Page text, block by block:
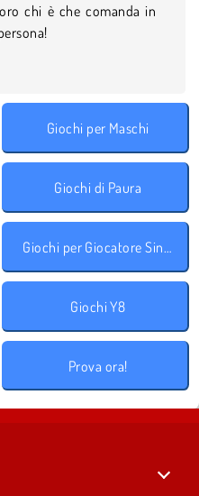
chi è che comanda in
Giochi per Maschi
Giochi di Paura
Giochi per Giocatore Singolo
Giochi Y8
Prova ora!